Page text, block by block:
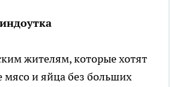
жителям, которые хотят
мясо и яйца без больших